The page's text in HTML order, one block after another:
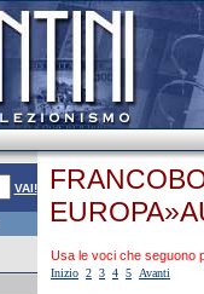
VAI!
Usa le voci che seguono
Inizio 2 3 4 5 Avanti